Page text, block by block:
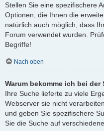
Stellen Sie eine spezifischere
Optionen, die Ihnen die
natürlich auch möglich, dass
Forum verwendet wurden.
Begriffe!
Nach oben
Warum bekomme ich bei der
Ihre Suche lieferte zu viele
Webserver sie nicht
und geben Sie spezifischere
Sie die Suche auf